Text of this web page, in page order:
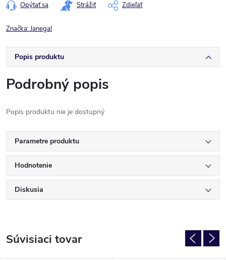
Opýtať sa Strážiť Zdieľať
Značka:Janegal
Popis produktu
Podrobný popis
Popis produktu nie je dostupný
Parametre produktu
Hodnotenie
Diskusia
Súvisiaci tovar